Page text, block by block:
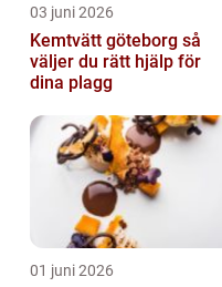
03 juni 2026
Kemtvätt göteborg så
väljer du rätt hjälp för
dina plagg
01 juni 2026